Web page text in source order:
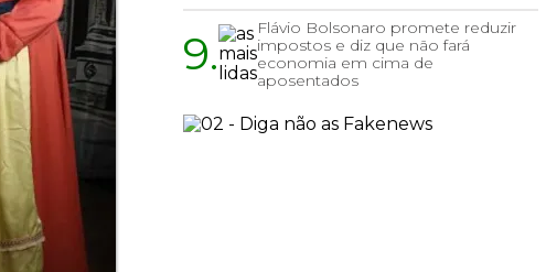
9.
Flávio Bolsonaro promete reduzir
impostos e diz que não fará
economia em cima de
aposentados